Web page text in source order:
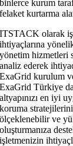
binlerce kurum
felaket kurtarma
ITSTACK olarak
ihtiyaçlarına
yönetim hizmetleri
analiz ederek
ExaGrid kurulum
ExaGrid Türkiye
altyapınızı en iyi
koruma
ölçeklenebilir ve
oluşturmanıza
işletmenizin